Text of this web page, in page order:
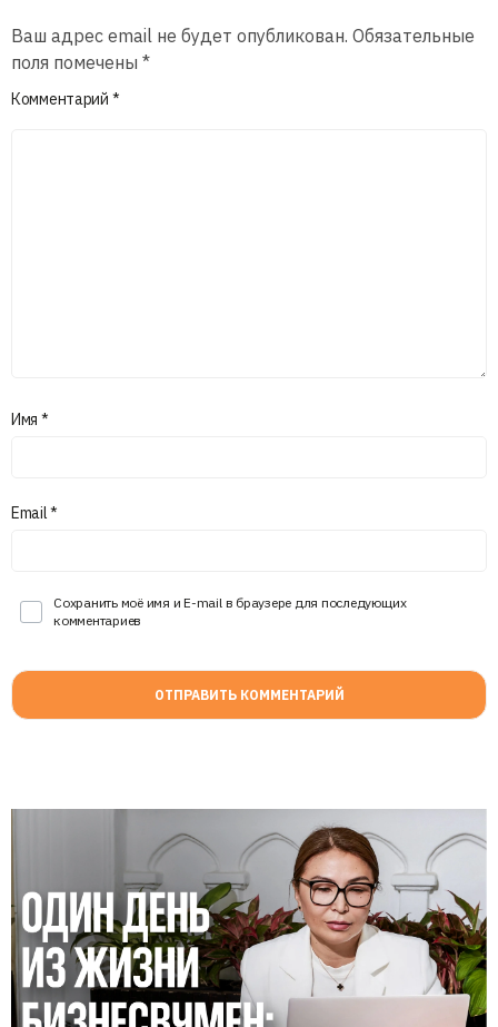
Ваш адрес email не будет опубликован. Обязательные
поля помечены *
Комментарий *
Имя *
Email*
Сохранить моё имя и E-mail в браузере для последующих
комментариев